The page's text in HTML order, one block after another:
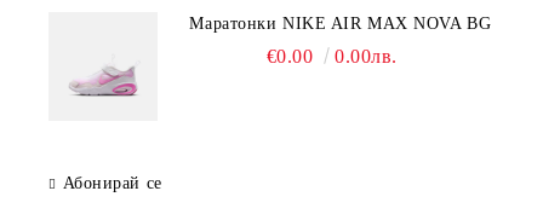
Mаратонки NIKE AIR MAX NOVA BG
€0.00 0.00лв.
Абонирай се